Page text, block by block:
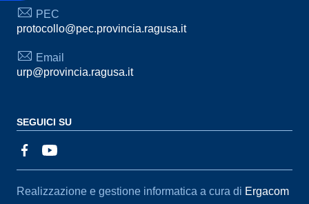
PEC
protocollo@pec.provincia.ragusa.it
Email
urp@provincia.ragusa.it
SEGUICI SU
Sezione Link Utili
Realizzazione e gestione informatica a cura di Ergacom